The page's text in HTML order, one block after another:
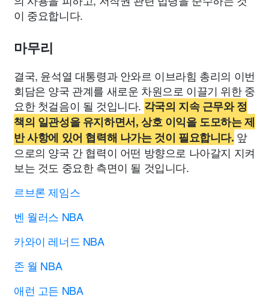
이 중요합니다.
마무리
결국, 윤석열 대통령과 안와르 이브라힘 총리의 이번
회담은 양국 관계를 새로운 차원으로 이끌기 위한 중
요한 첫걸음이 될 것입니다. 각국의 지속 근무와 정
책의 일관성을 유지하면서, 상호 이익을 도모하는 제
반 사항에 있어 협력해 나가는 것이 필요합니다. 앞
으로의 양국 간 협력이 어떤 방향으로 나아갈지 지켜
보는 것도 중요한 측면이 될 것입니다.
르브론 제임스
벤 월러스 NBA
카와이 레너드 NBA
존 월 NBA
애런 고든 NBA